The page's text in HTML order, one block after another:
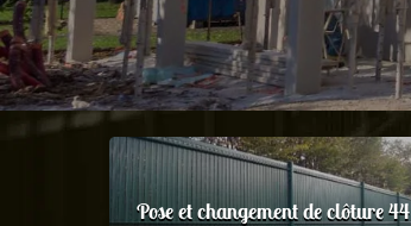
Pose et changement de clôture 44